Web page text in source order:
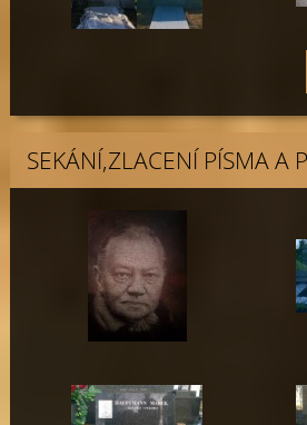
SEKÁNÍ,ZLACENÍ PÍSMA A